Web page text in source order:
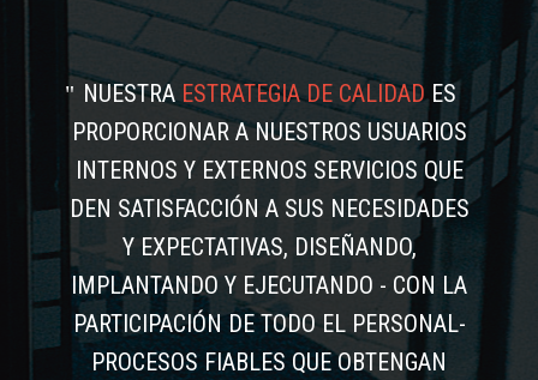
NUESTRAESTRATEGIA DE CALIDADES
PROPORCIONAR A NUESTROS USUARIOS
INTERNOS Y EXTERNOS SERVICIOS QUE
DEN SATISFACCIÓN A SUS NECESIDADES
Y EXPECTATIVAS, DISEÑANDO,
IMPLANTANDO Y EJECUTANDO - CON LA
PARTICIPACIÓN DE TODO EL PERSONAL-
PROCESOS FIABLES QUE OBTENGAN